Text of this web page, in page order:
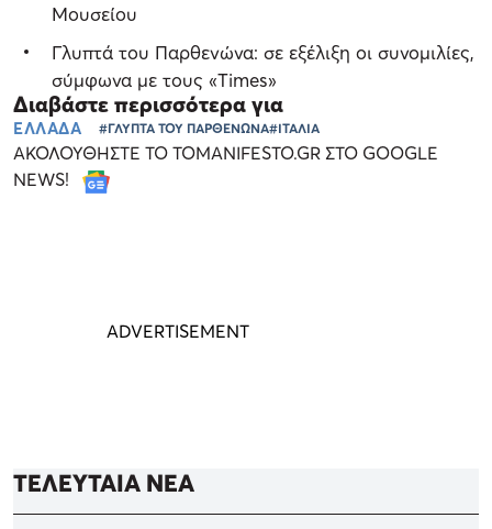
Μουσείου
Γλυπτά του Παρθενώνα: σε εξέλιξη οι συνομιλίες,
σύμφωνα με τους «Times»
Διαβάστε περισσότερα για
ΕΛΛΑΔΑ #ΓΛΥΠΤΑ ΤΟΥ ΠΑΡΘΕΝΩΝΑ#ΙΤΑΛΙΑ
ΑΚΟΛΟΥΘΗΣΤΕ ΤΟ TOMANIFESTO.GR ΣΤΟ GOOGLE
NEWS!
ΤΕΛΕΥΤΑΙΑ ΝΕΑ